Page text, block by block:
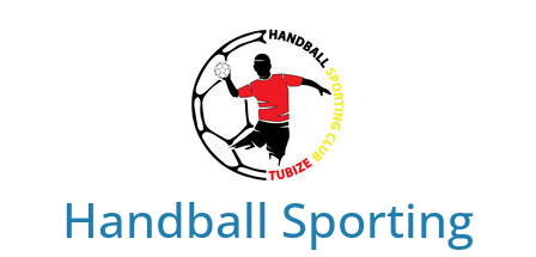
Handball Sporting